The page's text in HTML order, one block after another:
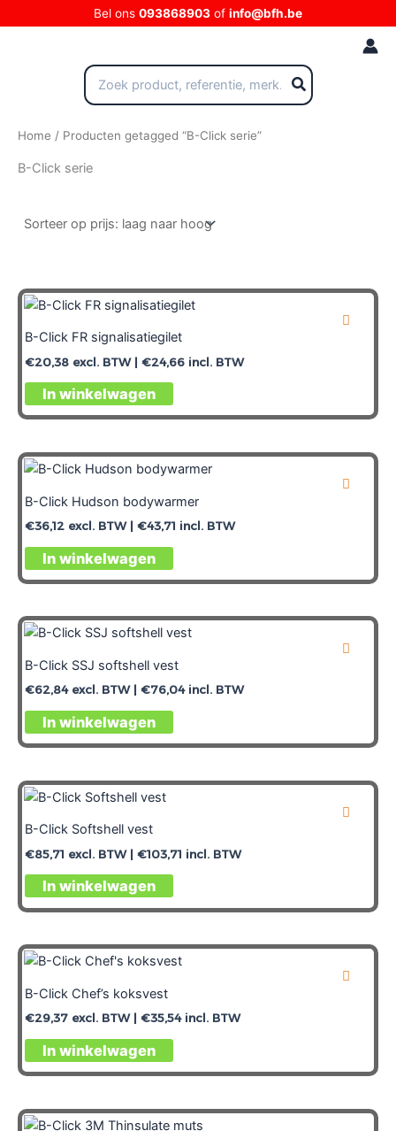
naar
Bel ons 093868903 of info@bfh.be
Zoeken
naar:
Home / Producten getagged “B-Click serie”
B-Click serie
B-Click FR signalisatiegilet
€20,38 excl. BTW | €24,66 incl. BTW
In winkelwagen
B-Click Hudson bodywarmer
€36,12 excl. BTW | €43,71 incl. BTW
In winkelwagen
B-Click SSJ softshell vest
€62,84excl. BTW | €76,04incl. BTW
In winkelwagen
B-Click Softshell vest
€85,71 excl. BTW | €103,71 incl. BTW
In winkelwagen
B-Click Chef’s koksvest
€29,37 excl. BTW | €35,54incl. BTW
In winkelwagen